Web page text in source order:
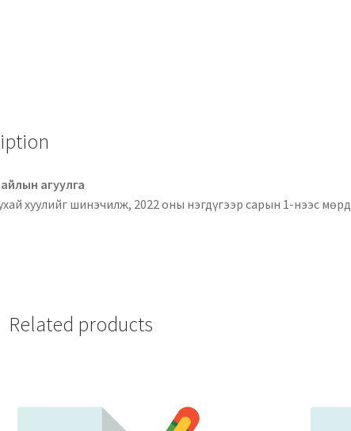
хуулийг шинэчилж, 2022 оны нэгдүгээр сарын 1-нээс
Related products